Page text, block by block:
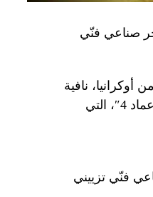
تصميم لحجر صناعي فنّي
من أوكرانيا، نافية
المزاعم المتداولة حول صورة “ملتقطة داخل أنفاق “الحزب” في منشأته العسكرية عماد 4″، التي
فنّي تزييني